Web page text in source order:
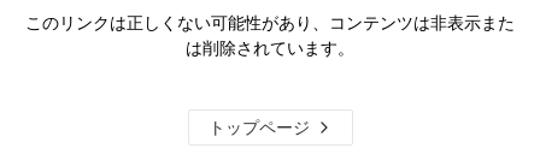
このリンクは正しくない可能性があり、コンテンツは非表示また
は削除されています。
トップページ